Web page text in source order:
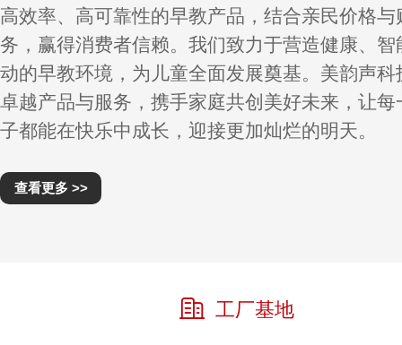
高效率、高可靠性的早教产品，结合亲民价格与
务，赢得消费者信赖。我们致力于营造健康、智
动的早教环境，为儿童全面发展奠基。美韵声科
卓越产品与服务，携手家庭共创美好未来，让每
子都能在快乐中成长，迎接更加灿烂的明天。
查看更多 >>
工厂基地